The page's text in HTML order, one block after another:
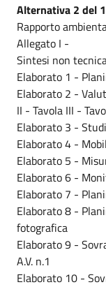
Alternativa 2 del
Rapporto
Allegato I -
Sintesi non
Elaborato 1 -
Elaborato 2 -
II - Tavola III -
Elaborato 3 -
Elaborato 4 -
Elaborato 5 -
Elaborato 6 -
Elaborato 7 -
Elaborato 8 -
fotografica
Elaborato 9 -
A.V. n.1
Elaborato 10 -